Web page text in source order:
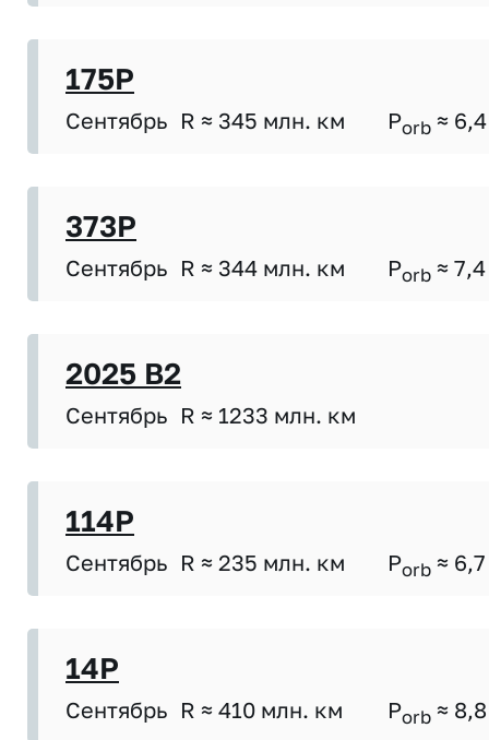
175P
Сентябрь R ≈ 345 млн. км Porb ≈ 6,4
373P
Сентябрь R ≈ 344 млн. км Porb ≈ 7,4
2025 B2
Сентябрь R ≈ 1233 млн. км
114P
Сентябрь R ≈ 235 млн. км Porb ≈ 6,7
14P
Сентябрь R ≈ 410 млн. км Porb ≈ 8,8